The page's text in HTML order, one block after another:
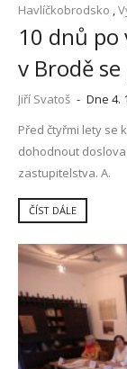
Havlíčkobrodsko
10 dnů po
v Brodě
Jiří Svatoš - Dne 4.
Před čtyřmi lety se
dohodnout
zastupitelstva. A.
ČÍST DÁLE